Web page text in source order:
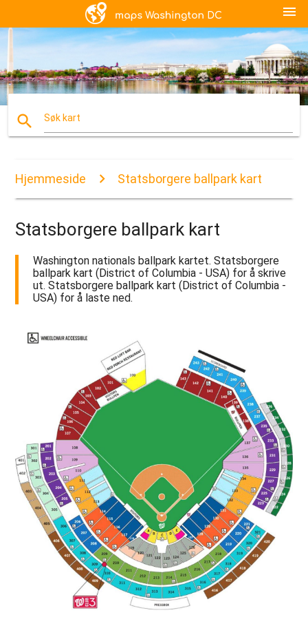
menu
search Søk kart
Hjemmeside Statsborgere ballpark kart
Statsborgere ballpark kart
Washington nationals ballpark kartet. Statsborgere
ballpark kart (District of Columbia - USA) for å skrive
ut. Statsborgere ballpark kart (District of Columbia -
USA) for å laste ned.